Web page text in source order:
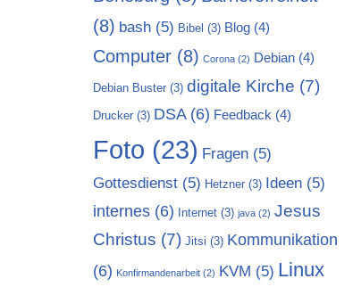
(8) bash (5) Bibel (3) Blog (4)
Computer (8) Corona (2) Debian (4)
Debian Buster (3) digitale Kirche (7)
Drucker (3) DSA(6) Feedback (4)
Foto (23) Fragen (5)
Gottesdienst (5) Hetzner (3) Ideen (5)
internes (6) Internet (3) java (2) Jesus
Christus (7) Jitsi (3) Kommunikation
(6) Konfirmandenarbeit (2) KVM (5) Linux